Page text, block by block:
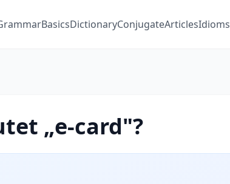
BasicsDictionaryConjugateArticlesIdioms
„e-card"?